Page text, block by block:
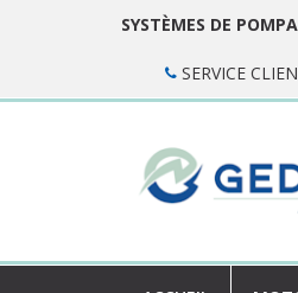
SYSTÈMES DE
SERVICE